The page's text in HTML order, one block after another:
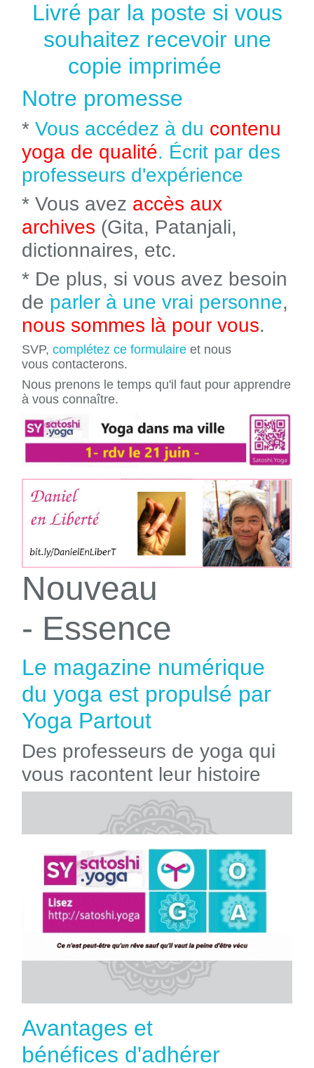
Livré par la poste si vous
souhaitez recevoir une
copie imprimée
Notre promesse
* Vous accédez à du contenu
yoga de qualité. Écrit par des
professeurs d'expérience
* Vous avez accès aux
archives (Gita, Patanjali,
dictionnaires, etc.
* De plus, si vous avez besoin
de parler à une vrai personne,
nous sommes là pour vous.
SVP, complétez ce formulaire et nous
vous contacterons.
Nous prenons le temps qu'il faut pour apprendre
à vous connaître.
Nouveau
- Essence
Le magazine numérique
du yoga est propulsé par
Yoga Partout
Des professeurs de yoga qui
vous racontent leur histoire
Avantages et
bénéfices d'adhérer